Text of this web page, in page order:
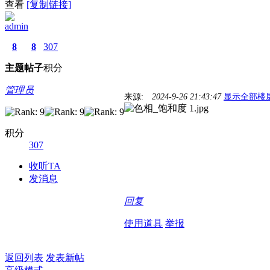
查看 [复制链接]
admin
8
主题
8
帖子
307
积分
管理员
积分
307
收听TA
发消息
来源: 2024-9-26 21:43:47 显示全部楼
回复
使用道具 举报
返回列表 发表新帖